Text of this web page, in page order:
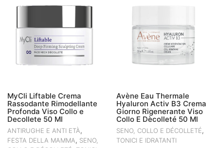
MyCli Liftable Crema
Rassodante Rimodellante
Profonda Viso Collo e
Decollete 50 Ml
ANTIRUGHE E ANTI ETÀ,
FESTA DELLA MAMMA, SENO,
Avène Eau Thermale
Hyaluron Activ B3 Crema
Giorno Rigenerante Viso
Collo E Dècolleté 50 Ml
SENO, COLLO E DÉCOLLETÉ,
TONICI E IDRATANTI